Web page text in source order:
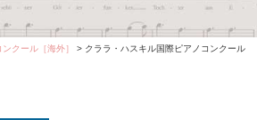
ンクール［海外］ > クララ・ハスキル国際ピアノコンクール